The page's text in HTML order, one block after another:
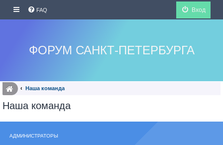
FAQ Вход
ФОРУМ САНКТ-ПЕТЕРБУРГА
Наша команда
Наша команда
АДМИНИСТРАТОРЫ